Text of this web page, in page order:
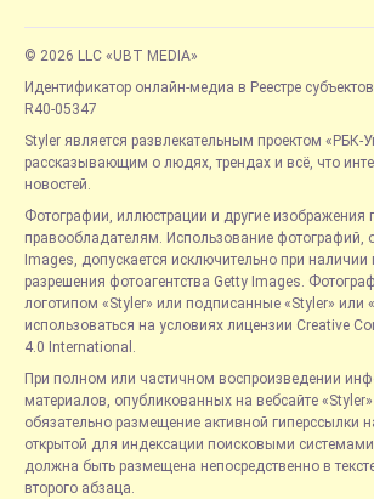
© 2026 LLC «UBT MEDIA»
Идентификатор онлайн-медиа в Реестре
R40-05347
Styler является развлекательным проектом «РБК-
рассказывающим о людях, трендах и всё, что
новостей.
Фотографии, иллюстрации и другие изображения
правообладателям. Использование фотографий,
Images, допускается исключительно при наличии
разрешения фотоагентства Getty Images.
логотипом «Styler» или подписанные «Styler» или
использоваться на условиях лицензии Creative
4.0 International.
При полном или частичном воспроизведении
материалов, опубликованных на вебсайте
обязательно размещение активной гиперссылки
открытой для индексации поисковыми
должна быть размещена непосредственно в
второго абзаца.